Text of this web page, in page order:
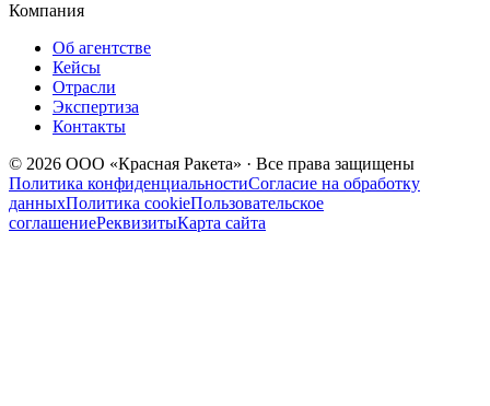
Компания
Об агентстве
Кейсы
Отрасли
Экспертиза
Контакты
© 2026 ООО «Красная Ракета» · Все права защищены
Политика конфиденциальностиСогласие на обработку
данныхПолитика cookieПользовательское
соглашениеРеквизитыКарта сайта